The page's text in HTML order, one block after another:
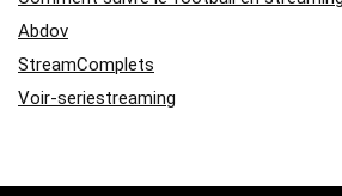
Abdov
StreamComplets
Voir-seriestreaming